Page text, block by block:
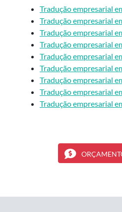
Tradução empresarial
Tradução empresarial
Tradução empresarial
Tradução empresarial
Tradução empresarial
Tradução empresarial
Tradução empresarial
Tradução empresarial
Tradução empresarial